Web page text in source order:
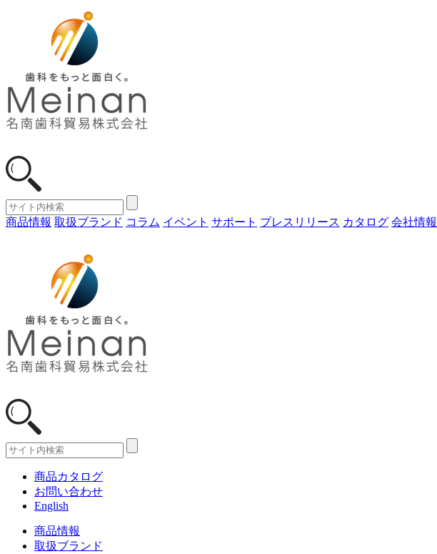
商品情報 取扱ブランド コラム イベント サポート プレスリリース カタログ 会社情報
商品カタログ
お問い合わせ
English
商品情報
取扱ブランド